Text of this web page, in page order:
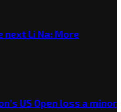
next Li Na: More
US Open loss a minor